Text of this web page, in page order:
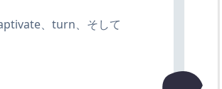
、turn、そして